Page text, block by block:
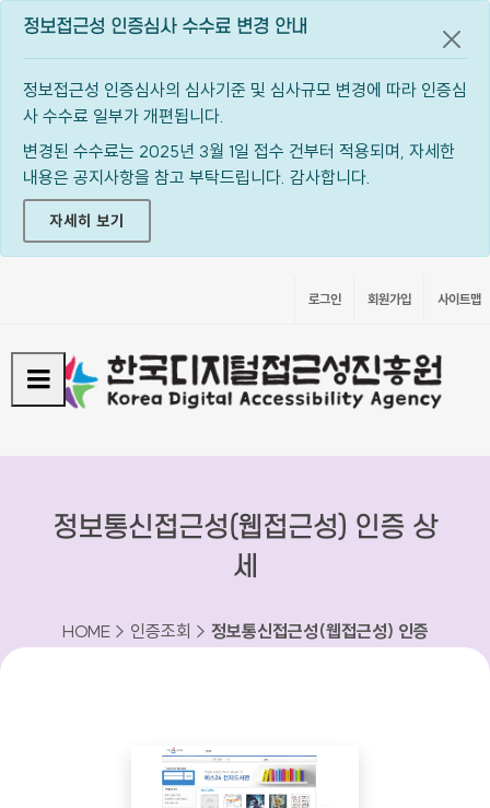
정보접근성 인증심사 수수료 변경 안내
정보접근성 인증심사의 심사기준 및 심사규모 변경에 따라 인증심
사 수수료 일부가 개편됩니다.
변경된 수수료는 2025년 3월 1일 접수 건부터 적용되며, 자세한
내용은 공지사항을 참고 부탁드립니다. 감사합니다.
자세히 보기
공지
로그인 회원가입 사이트맵
정보통신접근성(웹접근성) 인증 상
세
HOME > 인증조회 > 정보통신접근성(웹접근성) 인증